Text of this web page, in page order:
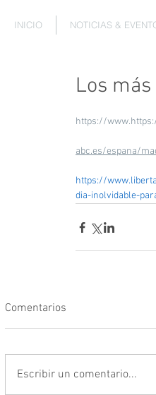
INICIO NOTICIAS &
Los
https://www.
abc.es/espana/
https://
dia-inolvidable-
Comentarios
Escribir un comentario...